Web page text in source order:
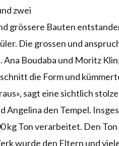
zwei
grössere Bauten
Die grossen und
Boudaba und Moritz
die Form und
sagt eine sichtlich
Angelina den Tempel.
Ton verarbeitet. Den Ton
wurde den Eltern und